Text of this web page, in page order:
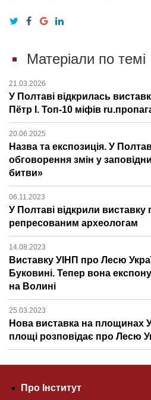
Матеріали по темі
21.03.2026
У Полтаві відкрилась
Пётр І. Топ-10 міфів
20.06.2025
Назва та експозиція. У
обговорення змін у
битви»
06.11.2023
У Полтаві відкрили виставку
репресованим археологам
14.08.2023
Виставку УІНП про Лесю
Буковині. Тепер вона
на Волині
25.03.2023
Нова виставка на площинах
площі розповідає про Лесю
Про Інститут